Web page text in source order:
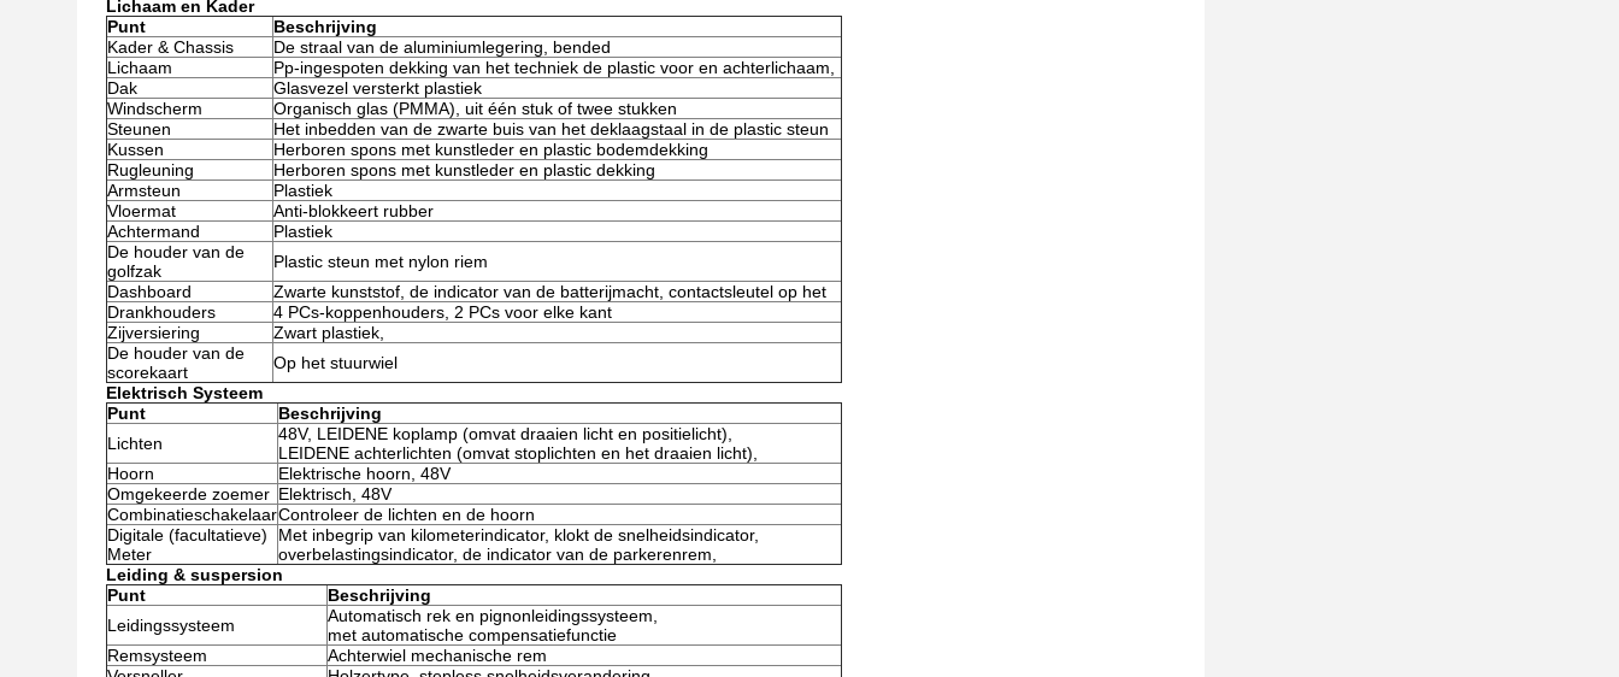
Lichaam en Kader
Punt
Beschrijving
Kader & Chassis
De straal van de aluminiumlegering, bended
Lichaam
Pp-ingespoten dekking van het techniek de plastic voor en achterlichaam,
Dak
Glasvezel versterkt plastiek
Windscherm
Organisch glas (PMMA), uit één stuk of twee stukken
Steunen
Het inbedden van de zwarte buis van het deklaagstaal in de plastic steun
Kussen
Herboren spons met kunstleder en plastic bodemdekking
Rugleuning
Herboren spons met kunstleder en plastic dekking
Armsteun
Plastiek
Vloermat
Anti-blokkeert rubber
Achtermand
Plastiek
De houder van de
golfzak
Plastic steun met nylon riem
Dashboard
Zwarte kunststof, de indicator van de batterijmacht, contactsleutel op het
Drankhouders
4 PCs-koppenhouders, 2 PCs voor elke kant
Zijversiering
Zwart plastiek,
De houder van de
scorekaart
Op het stuurwiel
Elektrisch Systeem
Punt
Beschrijving
Lichten
48V, LEIDENE koplamp (omvat draaien licht en positielicht),
LEIDENE achterlichten (omvat stoplichten en het draaien licht),
Hoorn
Elektrische hoorn, 48V
Omgekeerde zoemer Elektrisch, 48V
CombinatieschakelaarControleer de lichten en de hoorn
Digitale (facultatieve)
Meter
Met inbegrip van kilometerindicator, klokt de snelheidsindicator,
overbelastingsindicator, de indicator van de parkerenrem,
Leiding & suspersion
Punt
Beschrijving
Leidingssysteem
Automatisch rek en pignonleidingssysteem,
met automatische compensatiefunctie
Remsysteem
Achterwiel mechanische rem